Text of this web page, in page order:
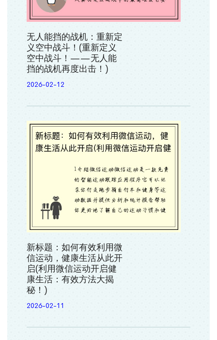
无人能挡的战机：重新定
义空中战斗！(重新定义
空中战斗！——无人能
挡的战机再度出击！)
2026-02-12
新标题：如何有效利用微
信运动，健康生活从此开
启(利用微信运动开启健
康生活：有效方法大揭
秘！)
2026-02-11